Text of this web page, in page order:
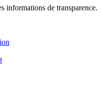
informations de transparence.